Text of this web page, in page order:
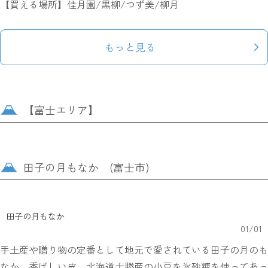
【買える場所】佳月園/黒柳/つず美/柳月
もっと見る
【富士エリア】
田子の月もなか (富士市)
田子の月もなか
01/01
手土産や贈り物の定番として地元で愛されている田子の月のも